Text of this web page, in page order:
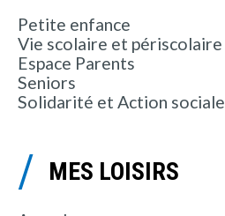
Petite enfance
Vie scolaire et périscolaire
Espace Parents
Seniors
Solidarité et Action sociale
MES LOISIRS